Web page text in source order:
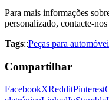
Para mais informações
personalizado, contacte-nos
Tags::Peças para
Compartilhar
FacebookXRedditPinterest